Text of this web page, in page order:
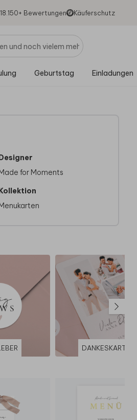
18.150+ Bewertungen Käuferschutz
Geburtstag Einladungen
for Moments
DANKESKARTE